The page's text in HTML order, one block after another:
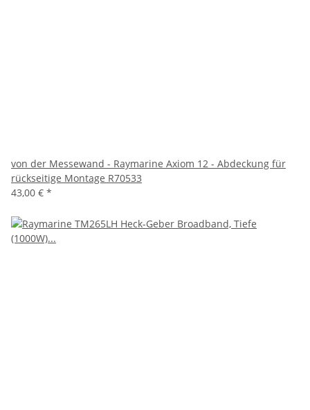
von der Messewand - Raymarine Axiom 12 - Abdeckung für
rückseitige Montage R70533
43,00 € *